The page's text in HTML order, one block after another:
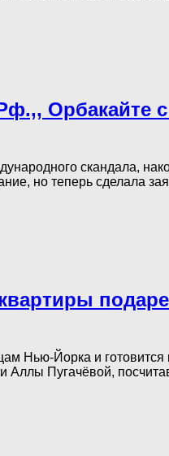
Орбакайте
скандала,
но теперь сделала
Нью-Йорка и
Аллы Пугачёвой,